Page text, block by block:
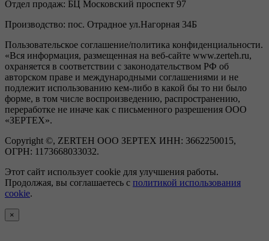
Отдел продаж: БЦ Московский проспект 97
Производство: пос. Отрадное ул.Нагорная 34Б
Пользовательское соглашение/политика конфиденциальности.
«Вся информация, размещенная на веб-сайте www.zerteh.ru,
охраняется в соответствии с законодательством РФ об
авторском праве и международными соглашениями и не
подлежит использованию кем-либо в какой бы то ни было
форме, в том числе воспроизведению, распространению,
переработке не иначе как с письменного разрешения ООО
«ЗЕРТЕХ».
Copyright ©, ZERTEH ООО ЗЕРТЕХ ИНН: 3662250015,
ОГРН: 1173668033032.
Этот сайт использует cookie для улучшения работы.
Продолжая, вы соглашаетесь с политикой использования
cookie.
×